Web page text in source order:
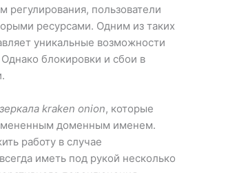
пользователи
ресурсами. Одним из таких
уникальные возможности
блокировки и сбои в
зеркала kraken onion, которые
доменным именем.
работу в случае
иметь под рукой несколько